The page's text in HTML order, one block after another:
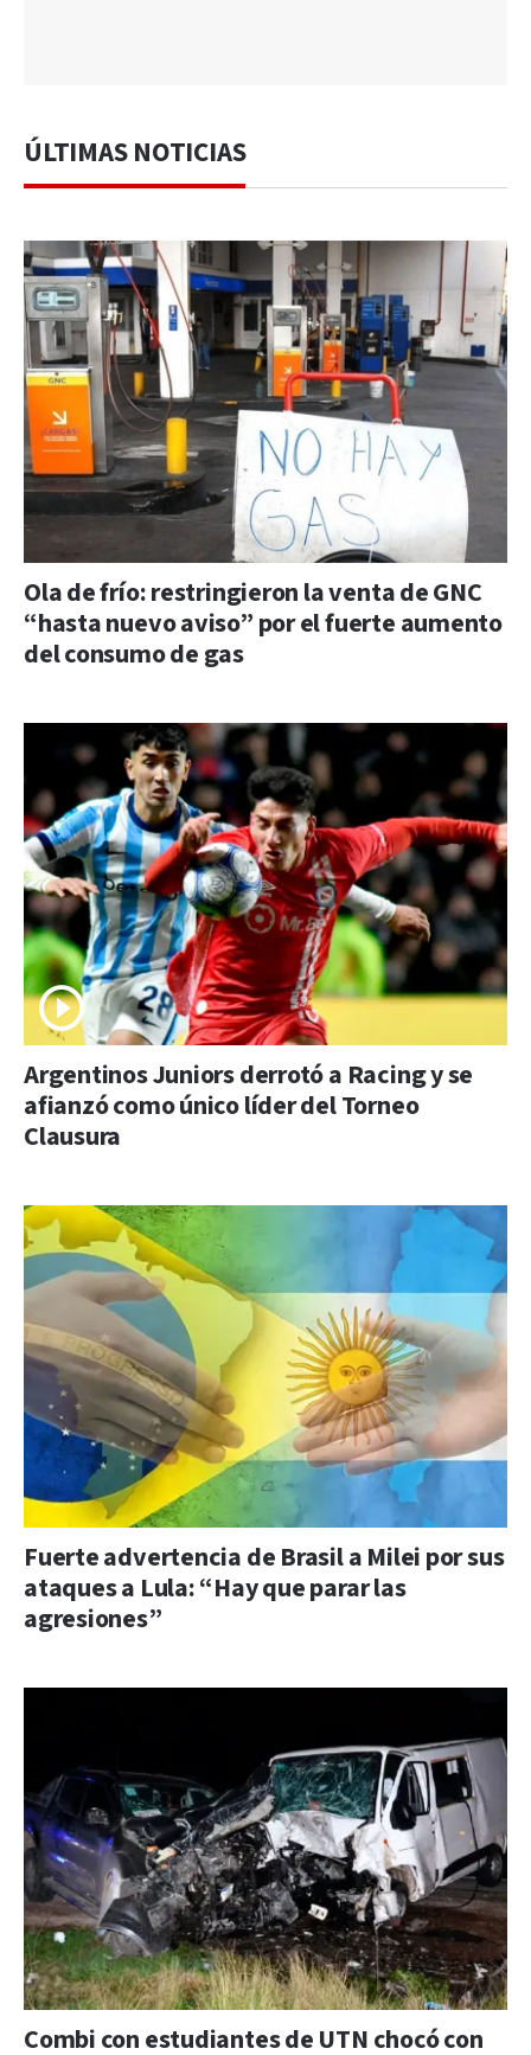
ÚLTIMAS NOTICIAS
Ola de frío: restringieron la venta de GNC
“hasta nuevo aviso” por el fuerte aumento
del consumo de gas
Argentinos Juniors derrotó a Racing y se
afianzó como único líder del Torneo
Clausura
Fuerte advertencia de Brasil a Milei por sus
ataques a Lula: “Hay que parar las
agresiones”
Combi con estudiantes de UTN chocó con